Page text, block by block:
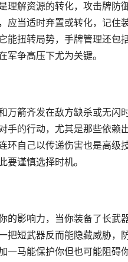
解资源的转化，攻击牌防
应当适时弃置或转化，记住
能扭转局势，手牌管理还包
争高压下尤为关键。
万箭齐发在敌方缺杀或无闪
手的行动，尤其是那些依赖
环自己以传递伤害也是高级
要谨慎选择时机。
的影响力，当你装备了长武
把短武器反而能隐藏威胁，
一马能保护你但也可能阻碍